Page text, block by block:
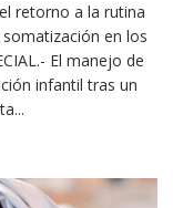
retorno a la rutina
en los
El manejo de
infantil tras un